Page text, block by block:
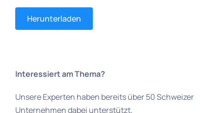
Herunterladen
Interessiert am Thema?
Unsere Experten haben bereits über 50 Schweizer
Unternehmen dabei unterstützt,